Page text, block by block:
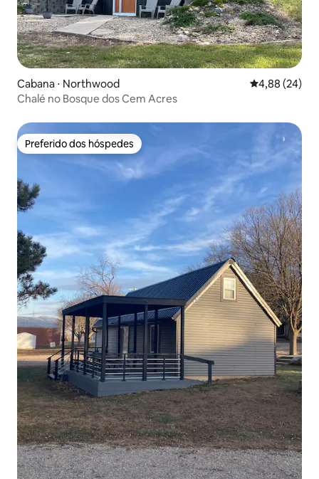
Cabana ⋅ Northwood 4,88 de uma
4,88 (24)
Chalé no Bosque dos Cem Acres
Preferido dos hóspedes
Preferido dos hóspedes